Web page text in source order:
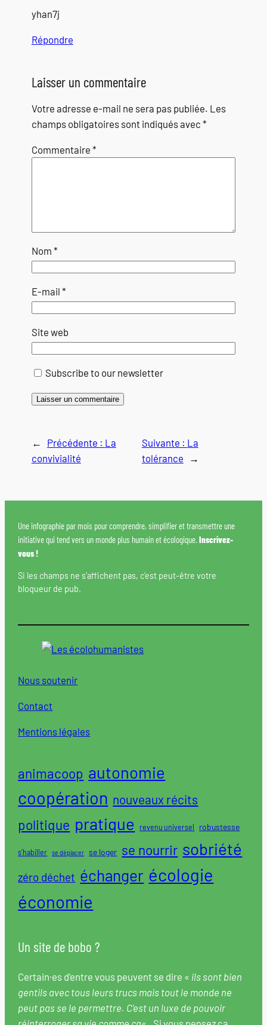
yhan7j
Répondre
Laisser un commentaire
Votre adresse e-mail ne sera pas publiée. Les
champs obligatoires sont indiqués avec *
Commentaire *
Nom *
E-mail *
Site web
Subscribe to our newsletter
← Précédente : La
convivialité
Suivante : La
tolérance
→
Une infographie par mois pour comprendre, simplifier et transmettre une
initiative qui tend vers un monde plus humain et écologique.Inscrivez-
vous !
Si les champs ne s’affichent pas, c’est peut-être votre
bloqueur de pub.
Nous soutenir
Contact
Mentions légales
animacoop autonomie
coopération nouveaux récits
politique pratique revenu universel robustesse
s'habiller se déplacer se loger se nourrir sobriété
zéro déchet échanger écologie
économie
Un site de bobo ?
Certain·es d’entre vous peuvent se dire « ils sont bien
gentils avec tous leurs trucs mais tout le monde ne
peut pas se le permettre. C’est un luxe de pouvoir